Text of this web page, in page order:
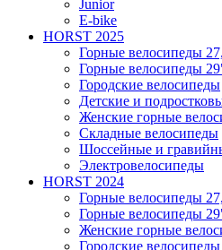
Junior
E-bike
HORST 2025
Горные велосипеды
Горные велосипеды
Городские велосипеды
Детские и
Женские горные
Складные велосипеды
Шоссейные и
Электровелосипеды
HORST 2024
Горные велосипеды
Горные велосипеды
Женские горные
Городские велосипеды